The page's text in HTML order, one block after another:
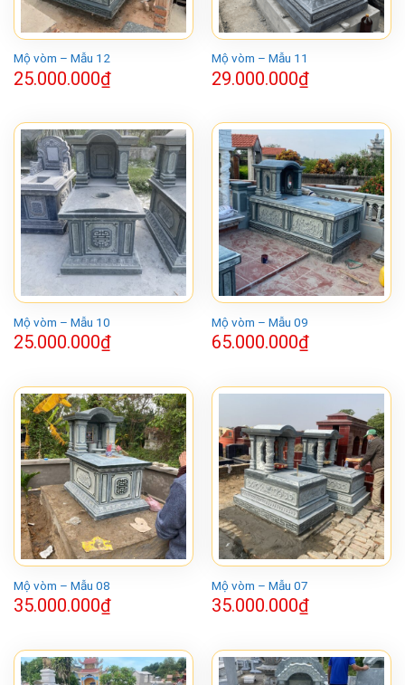
Mộ vòm – Mẫu 12
25.000.000₫
Mộ vòm – Mẫu 11
29.000.000₫
Mộ vòm – Mẫu 10
25.000.000₫
Mộ vòm – Mẫu 09
65.000.000₫
Mộ vòm – Mẫu 08
35.000.000₫
Mộ vòm – Mẫu 07
35.000.000₫